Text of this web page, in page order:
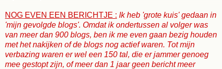
NOG EVEN EEN BERICHTJE : Ik heb 'grote kuis' gedaan in
'mijn gevolgde blogs'. Omdat ik ondertussen al volger was
van meer dan 900 blogs, ben ik me even gaan bezig houden
met het nakijken of de blogs nog actief waren. Tot mijn
verbazing waren er wel een 150 tal, die er jammer genoeg
mee gestopt zijn, of meer dan 1 jaar geen bericht meer